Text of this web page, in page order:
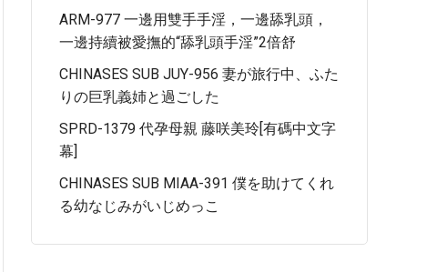
ARM-977 一邊用雙手手淫，一邊舔乳頭，
一邊持續被愛撫的“舔乳頭手淫”2倍舒
CHINASES SUB JUY-956 妻が旅行中、ふた
りの巨乳義姉と過ごした
SPRD-1379 代孕母親 藤咲美玲[有碼中文字
幕]
CHINASES SUB MIAA-391 僕を助けてくれ
る幼なじみがいじめっこ